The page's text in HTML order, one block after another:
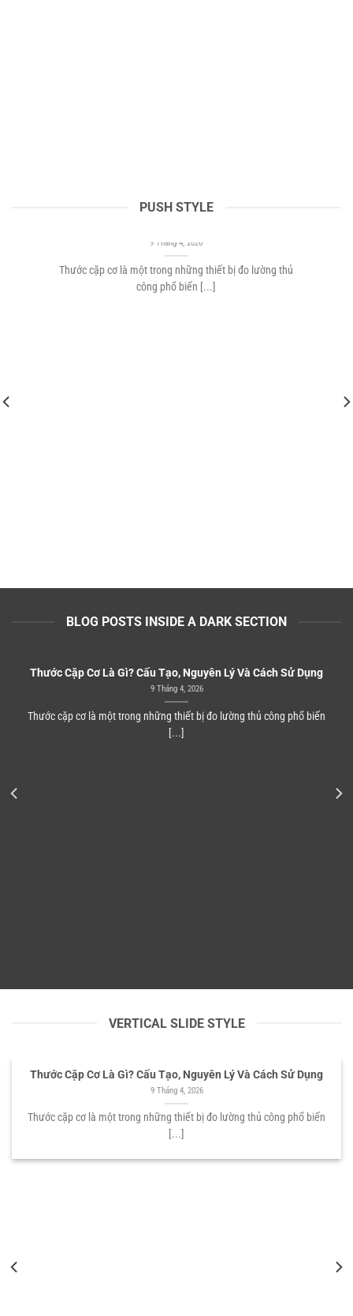
PUSH STYLE
Thước Cặp Cơ Là Gì? Cấu Tạo, Nguyên Lý Và Cách
9 Tháng 4, 2026
Thước cặp cơ là một trong những thiết bị đo lường thủ
công phổ biến [...]
BLOG POSTS INSIDE A DARK SECTION
Thước Cặp Cơ Là Gì? Cấu Tạo, Nguyên Lý Và Cách Sử Dụng
9 Tháng 4, 2026
Thước cặp cơ là một trong những thiết bị đo lường thủ công phổ biến
[...]
VERTICAL SLIDE STYLE
Thước Cặp Cơ Là Gì? Cấu Tạo, Nguyên Lý Và Cách Sử Dụng
9 Tháng 4, 2026
Thước cặp cơ là một trong những thiết bị đo lường thủ công phổ biến
[...]